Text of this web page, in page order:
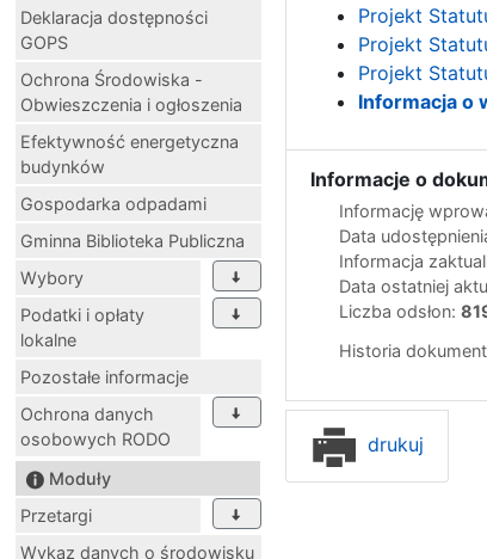
Deklaracja dostępności
GOPS
Ochrona Środowiska -
Obwieszczenia i ogłoszenia
Efektywność energetyczna
budynków
Gospodarka odpadami
Gminna Biblioteka Publiczna
Wybory
Podatki i opłaty
lokalne
Pozostałe informacje
Ochrona danych
osobowych RODO
Moduły
Przetargi
Wykaz danych o środowisku
Projekt
Projekt
Projekt
Informacja o
Informacje o
Informację
Data
Informacja
Data ostatniej
Liczba odsłon:
Historia
drukuj